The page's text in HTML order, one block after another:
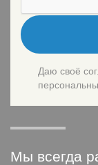
Даю своё
Мы всегда